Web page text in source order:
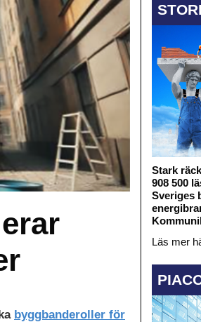
byggbanderoller för
Stark
908 500
Sveriges
Läs mer